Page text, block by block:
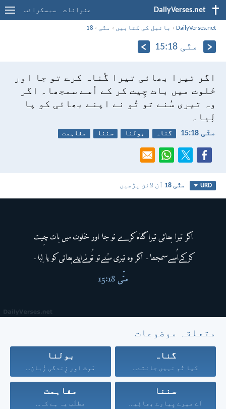
DailyVerses.net عنوانات سبسکرائب
DailyVerses.net
› بائبل کی کتابیں › متّی ›
18
متّی 18:‏15
اگر تیرا بھائی تیرا گُناہ کرے تو جا اور
خَلوت میں بات چِیت کر کے اُسے سمجھا۔ اگر
وہ تیری سُنے تو تُو نے اپنے بھائی کو پا
لِیا۔
متّی 18:‏15 گناہ بولنا سننا مفاہمت
URD متّی 18 آن لائن پڑھیں
متعلقہ موضوعات
گناہ
کیا تُم نہیں جانتے...
بولنا
مَوت اور زِندگی زُبان...
سننا
اَے میرے پِیارے بھائِیو!...
مفاہمت
مطلَب یہ ہے کہ...